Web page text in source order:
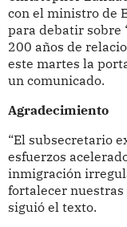
con el ministro de
para debatir sobre
200 años de
este martes la
un comunicado.
Agradecimiento
“El subsecretario
esfuerzos
inmigración
fortalecer nuestras
siguió el texto.